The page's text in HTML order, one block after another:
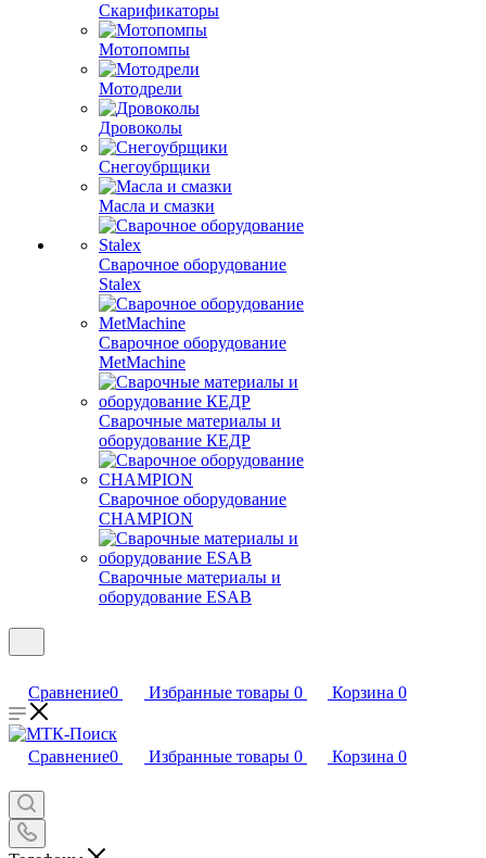
Скарификаторы
Мотопомпы
Мотодрели
Дровоколы
Снегоубрщики
Масла и смазки
Сварочное оборудование
Stalex
Сварочное оборудование
MetMachine
Сварочные материалы и
оборудование КЕДР
Сварочное оборудование
CHAMPION
Сварочные материалы и
оборудование ESAB
Сравнение0 Избранные товары 0 Корзина 0
Сравнение0 Избранные товары 0 Корзина 0